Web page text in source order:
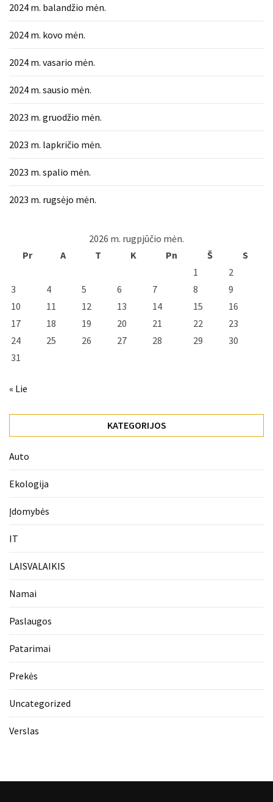
2024 m. balandžio mėn.
2024 m. kovo mėn.
2024 m. vasario mėn.
2024 m. sausio mėn.
2023 m. gruodžio mėn.
2023 m. lapkričio mėn.
2023 m. spalio mėn.
2023 m. rugsėjo mėn.
2026 m. rugpjūčio mėn.
Pr
A T K Pn Š
S
1
2
3
4 5 6 7 8
9
10
11 12 13 14 15
16
17
18 19 20 21 22
23
24
25 26 27 28 29
30
31
« Lie
KATEGORIJOS
Auto
Ekologija
Įdomybės
IT
LAISVALAIKIS
Namai
Paslaugos
Patarimai
Prekės
Uncategorized
Verslas